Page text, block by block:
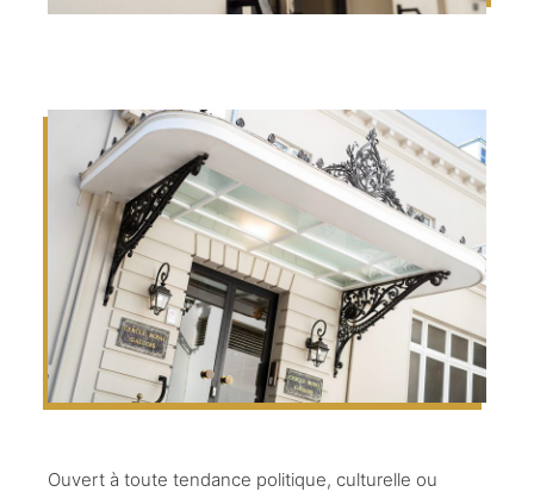
Ouvert à toute tendance politique, culturelle ou